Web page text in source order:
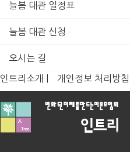
늘봄 대관 일정표
늘봄 대관 신청
오시는 길
인트리소개 | 개인정보 처리방침 |